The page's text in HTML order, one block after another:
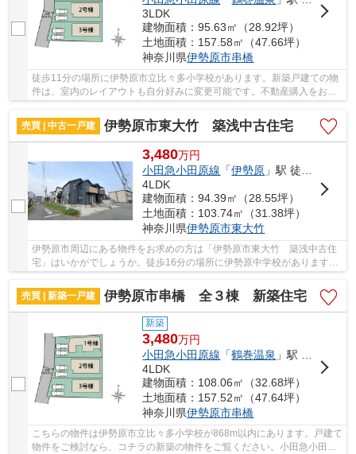
3LDK
建物面積：95.63㎡（28.92坪）
土地面積：157.58㎡（47.66坪）
神奈川県伊勢原市串橋
徒歩11分の場所に伊勢原市立比々多小学校があります。新築戸建ての物
件は、室内のレイアウトも自分好みに変更可能です。不動産購入をお考
えなら、当社スタッフまでお問い合わせくださ...
売買 | 中古一戸建
伊勢原市東大竹 築浅中古住宅
3,480万円
小田急小田原線 「伊勢原 」駅 徒歩21分
4LDK
建物面積：94.39㎡（28.55坪）
土地面積：103.74㎡（31.38坪）
神奈川県伊勢原市東大竹
伊勢原市周辺にある物件をお求めの方は「伊勢原市東大竹 築浅中古住
宅」はいかがでしょうか。徒歩16分の場所に伊勢原中学校があります。
築浅(築2年)なので、内装も外観もキレイ。戸建...
売買 | 新築一戸建
伊勢原市串橋 全３棟 新築住宅
新築
3,480万円
小田急小田原線 「鶴巻温泉 」駅 バス9分 「串橋入口」 停歩6分
4LDK
建物面積：108.06㎡（32.68坪）
土地面積：157.52㎡（47.64坪）
神奈川県伊勢原市串橋
こちらの物件は伊勢原市立比々多小学校が868m以内にあります。戸建て
物件をご検討なら、コチラの新築の物件をご覧ください。小田急小田原